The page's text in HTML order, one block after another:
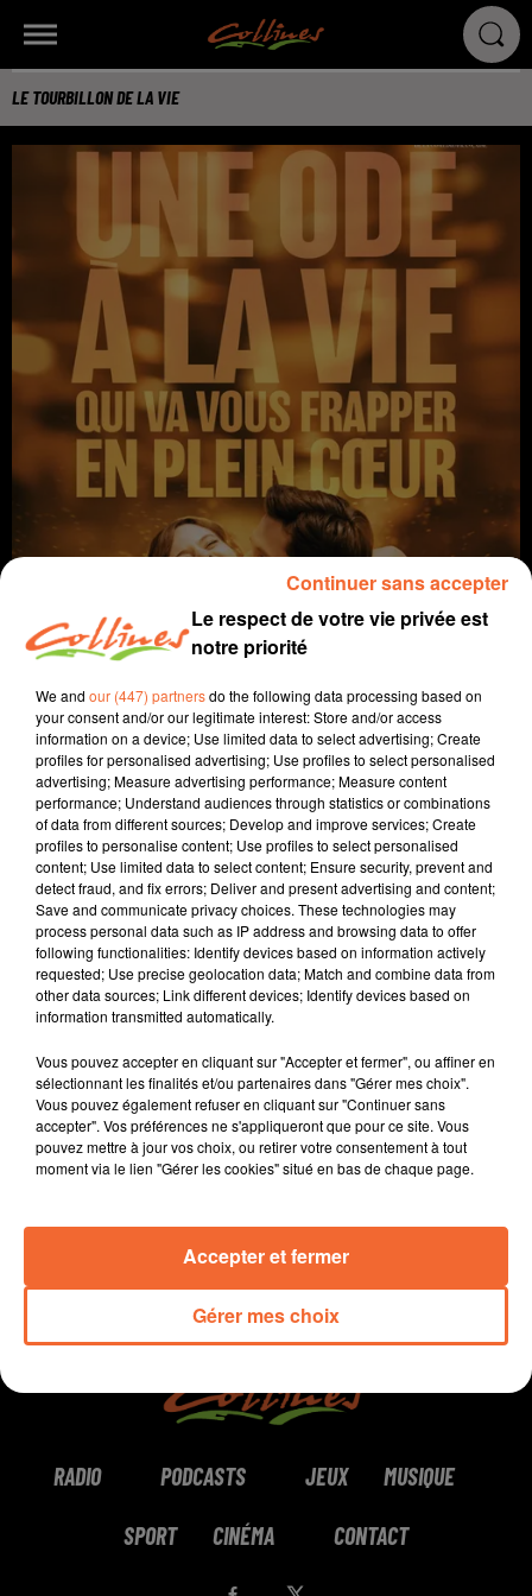
LE TOURBILLON DE LA VIE
cinéma coup de coeur
11 janvier 2023 - 2 min 6 sec
LE TOURBILLON DE LA VIE
David Puaud
Coup de coeur cinéma
Chaque mercredi, dans notre Actu Ciné à 17h15,
Morgan, programmateur au Fauteuil Rouge à
Bressuire, vous propose son coup de coeur.
0:00 2 min 6 sec
RADIO PODCASTS JEUX MUSIQUE
SPORT CINÉMA CONTACT
Le respect de votre vie privée est
notre priorité
We and our (447) partnersdo the following data processing based on
your consent and/or our legitimate interest: Store and/or access
information on a device; Use limited data to select advertising; Create
profiles for personalised advertising; Use profiles to select personalised
advertising; Measure advertising performance; Measure content
performance; Understand audiences through statistics or combinations
of data from different sources; Develop and improve services; Create
profiles to personalise content; Use profiles to select personalised
content; Use limited data to select content; Ensure security, prevent and
detect fraud, and fix errors; Deliver and present advertising and content;
Save and communicate privacy choices. These technologies may
process personal data such as IP address and browsing data to offer
following functionalities: Identify devices based on information actively
requested; Use precise geolocation data; Match and combine data from
other data sources; Link different devices; Identify devices based on
information transmitted automatically.
Vous pouvez accepter en cliquant sur "Accepter et fermer", ou affiner en
sélectionnant les finalités et/ou partenaires dans "Gérer mes choix".
Vous pouvez également refuser en cliquant sur "Continuer sans
accepter". Vos préférences ne s'appliqueront que pour ce site. Vous
pouvez mettre à jour vos choix, ou retirer votre consentement à tout
moment via le lien "Gérer les cookies" situé en bas de chaque page.
Gérer mes choix
Accepter et fermer
Continuer sans accepter